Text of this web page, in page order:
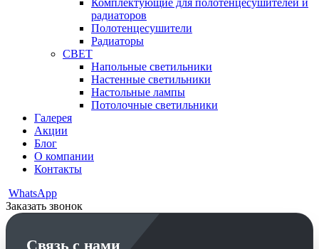
Комплектующие для полотенцесушителей и
радиаторов
Полотенцесушители
Радиаторы
СВЕТ
Напольные светильники
Настенные светильники
Настольные лампы
Потолочные светильники
Галерея
Акции
Блог
О компании
Контакты
WhatsApp
Заказать звонок
Связь с нами